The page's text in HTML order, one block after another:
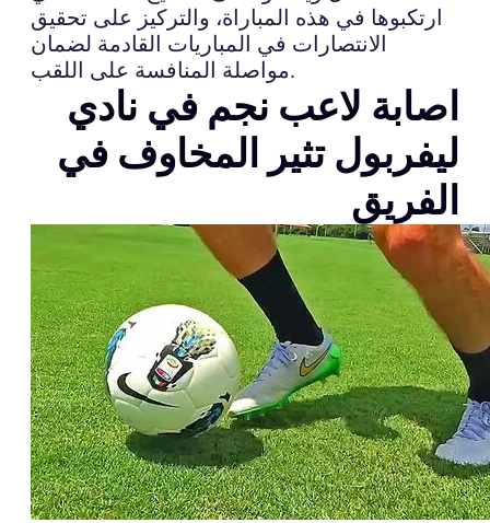
ارتكبوها في هذه المباراة، والتركيز على تحقيق
الانتصارات في المباريات القادمة لضمان
مواصلة المنافسة على اللقب.
اصابة لاعب نجم في نادي
ليفربول تثير المخاوف في
الفريق